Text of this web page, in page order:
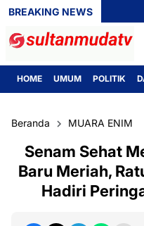
BREAKING NEWS
HOME UMUM POLITIK
Beranda MUARA ENIM
Senam Sehat
Baru Meriah,
Hadiri